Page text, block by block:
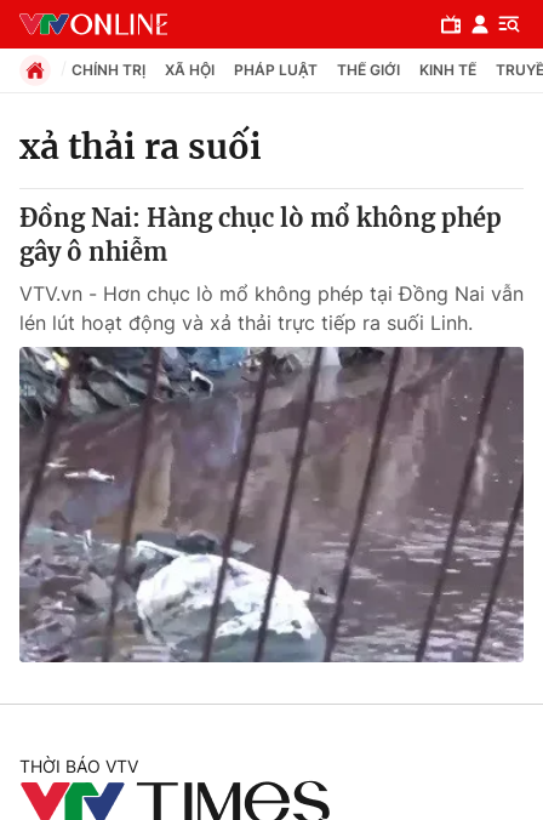
Chuyên mục
Chính trị
Xã hội
Pháp luật
Y tế
Thế giới
Tin tức
Thế giới đó đây
Kinh tế
Tài chính
Dữ liệu và đời sống
Phim VTV
Giải trí
CHÍNH TRỊ XÃ HỘI PHÁP LUẬT THẾ GIỚI KINH TẾ
xả thải ra suối
Đồng Nai: Hàng chục lò mổ không phép
gây ô nhiễm
VTV.vn - Hơn chục lò mổ không phép tại Đồng Nai vẫn
lén lút hoạt động và xả thải trực tiếp ra suối Linh.
THỜI BÁO VTV